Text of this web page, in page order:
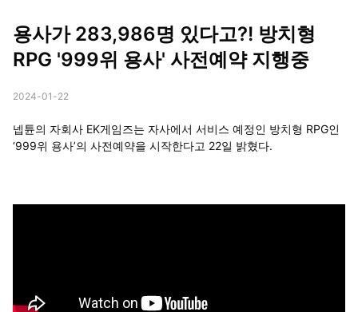
용사가 283,986명 있다고?! 방치형
RPG '999위 용사' 사전예약 지행중
2024-01-22
넵튠의 자회사 EK게임즈는 자사에서 서비스 예정인 방치형 RPG인
‘999위 용사’의 사전예약을 시작한다고 22일 밝혔다.